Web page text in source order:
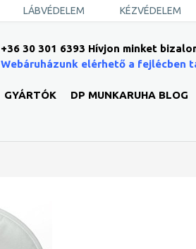
+36 30 301 6393 Hívjon minket
Webáruházunk elérhető a fejlécben
GYÁRTÓK DP MUNKARUHA BLOG
LÁBVÉDELEM KÉZVÉDELEM